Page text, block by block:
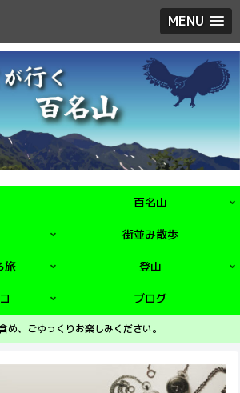
MENU
百名山
街並み散歩
旅 登山
ブログ
め、ごゆっくりお楽しみください。